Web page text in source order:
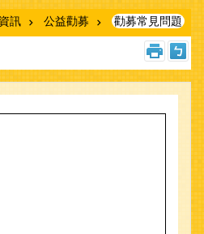
訊 公益勸募 勸募常見問題